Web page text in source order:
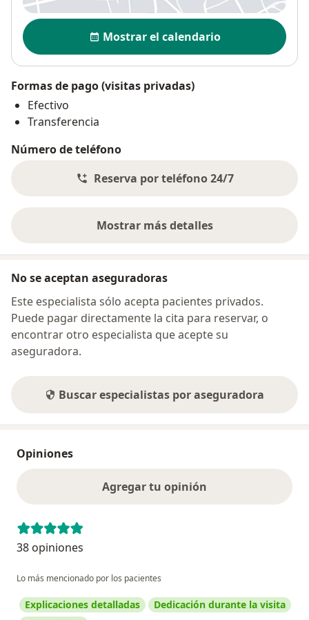
Disponibilidad
Mostrar el calendario
Formas de pago (visitas privadas)
Efectivo
Transferencia
Número de teléfono
Reserva por teléfono 24/7
Mostrar más detalles
sobre la dirección
No se aceptan aseguradoras
Este especialista sólo acepta pacientes privados.
Puede pagar directamente la cita para reservar, o
encontrar otro especialista que acepte su
aseguradora.
Buscar especialistas por aseguradora
Opiniones
Agregar tu opinión
38 opiniones
Lo más mencionado por los pacientes
Explicaciones detalladas
Dedicación durante la visita